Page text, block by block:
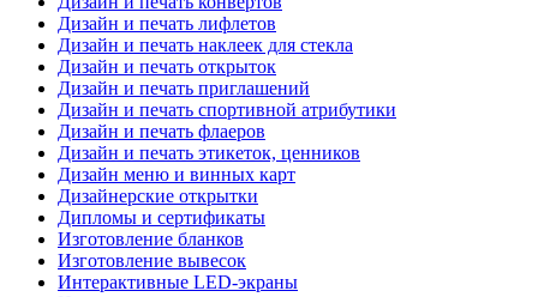
Дизайн и печать лифлетов
Дизайн и печать наклеек для стекла
Дизайн и печать открыток
Дизайн и печать приглашений
Дизайн и печать спортивной атрибутики
Дизайн и печать флаеров
Дизайн и печать этикеток, ценников
Дизайн меню и винных карт
Дизайнерские открытки
Дипломы и сертификаты
Изготовление бланков
Изготовление вывесок
Интерактивные LED-экраны